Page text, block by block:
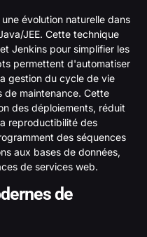
évolution naturelle dans
JEE. Cette technique
Jenkins pour simplifier les
permettent d'automatiser
gestion du cycle de vie
de maintenance. Cette
des déploiements, réduit
reproductibilité des
des séquences
aux bases de données,
de services web.
de